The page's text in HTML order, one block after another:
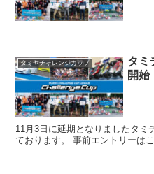
タミヤチャレンジカップ
タミ
開始
11月3日に延期となりましたタミ
ております。 事前エントリーは